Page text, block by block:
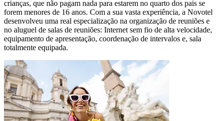
crianças, que não pagam nada para estarem no quarto dos pais se
forem menores de 16 anos. Com a sua vasta experiência, a Novotel
desenvolveu uma real especialização na organização de reuniões e
no aluguel de salas de reuniões: Internet sem fio de alta velocidade,
equipamento de apresentação, coordenação de intervalos e, sala
totalmente equipada.